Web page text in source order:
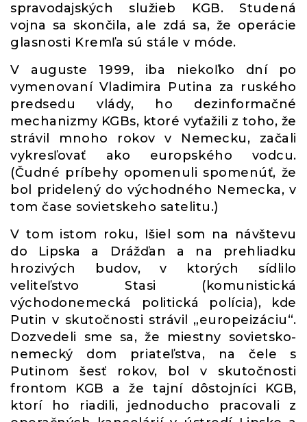
spravodajských služieb KGB. Studená
vojna sa skončila, ale zdá sa, že operácie
glasnosti Kremľa sú stále v móde.
V auguste 1999, iba niekoľko dní po
vymenovaní Vladimira Putina za ruského
predsedu vlády, ho dezinformačné
mechanizmy KGBs, ktoré vyťažili z toho, že
strávil mnoho rokov v Nemecku, začali
vykresľovať ako europského vodcu.
(Čudné príbehy opomenuli spomenúť, že
bol pridelený do východného Nemecka, v
tom čase sovietskeho satelitu.)
V tom istom roku, Išiel som na návštevu
do Lipska a Drážďan a na prehliadku
hrozivých budov, v ktorých sídlilo
veliteľstvo Stasi (komunistická
východonemecká politická polícia), kde
Putin v skutočnosti strávil „europeizáciu“.
Dozvedeli sme sa, že miestny sovietsko-
nemecký dom priateľstva, na čele s
Putinom šesť rokov, bol v skutočnosti
frontom KGB a že tajní dôstojníci KGB,
ktorí ho riadili, jednoducho pracovali z